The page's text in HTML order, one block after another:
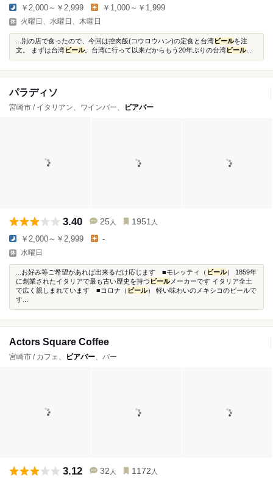
￥2,000～￥2,999 ￥1,000～￥1,999
火曜日、水曜日、木曜日
...別の店で食ったので、今回は控肉飯(コウロウハン)の定食と台湾 ビールを注
文。 まずは台湾 ビール。台湾に行って以来だからもう20年ぶりの台湾 ビール...
パラディソ
宮崎市 / イタリアン、ワインバー、 ビアバー
3.40 25 人 1951 人
￥2,000～￥2,999 -
水曜日
...お好み等ご希望があれば出来るだけ応じます ■モレッティ（ ビール） 1859年
に創業されたイタリアで最も古い歴史を持つ ビールメーカーです イタリア全土
で広く親しまれています ■コロナ（ ビール） 軽い味わいのメキシコのビールで
す...
Actors Square Coffee
宮崎市 / カフェ、 ビアバー、バー
3.12 32 人 1172 人